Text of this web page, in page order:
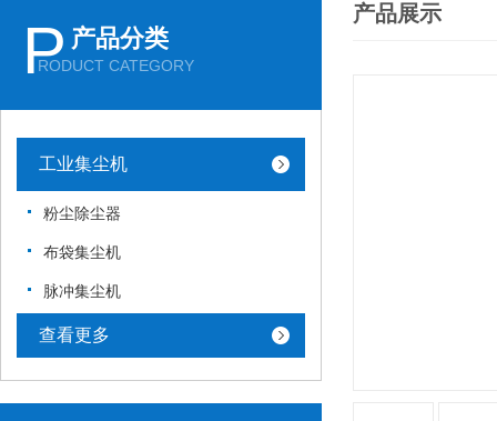
P 产品分类
RODUCT CATEGORY
工业集尘机
粉尘除尘器
布袋集尘机
脉冲集尘机
查看更多
产品展示